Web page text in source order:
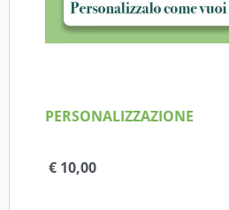
PERSONALIZZAZIONE
€ 10,00